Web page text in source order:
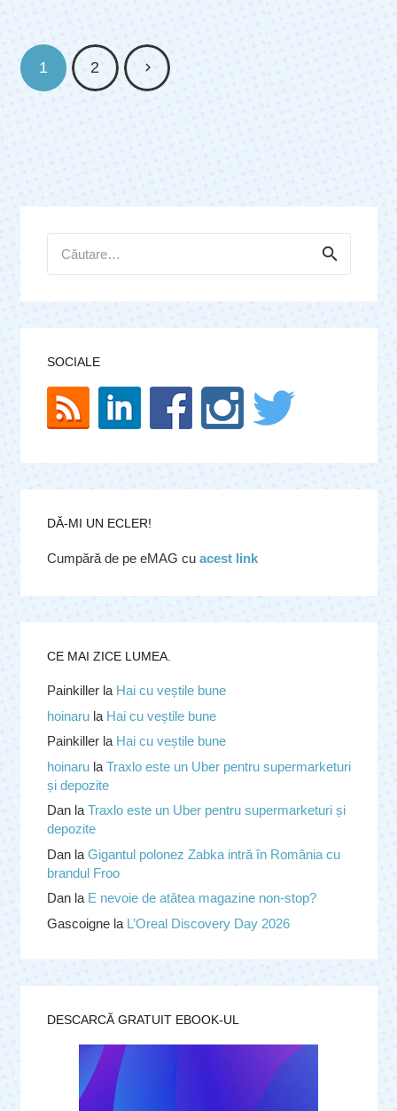
1 2
după:
SOCIALE
DĂ-MI UN ECLER!
Cumpără de pe eMAG cu acest link
CE MAI ZICE LUMEA.
Painkillerla Hai cu veștile bune
hoinarula Hai cu veștile bune
Painkillerla Hai cu veștile bune
hoinarula Traxlo este un Uber pentru supermarketuri
și depozite
Danla Traxlo este un Uber pentru supermarketuri și
depozite
Danla Gigantul polonez Zabka intră în România cu
brandul Froo
Danla E nevoie de atâtea magazine non-stop?
Gascoignela L’Oreal Discovery Day 2026
DESCARCĂ GRATUIT EBOOK-UL